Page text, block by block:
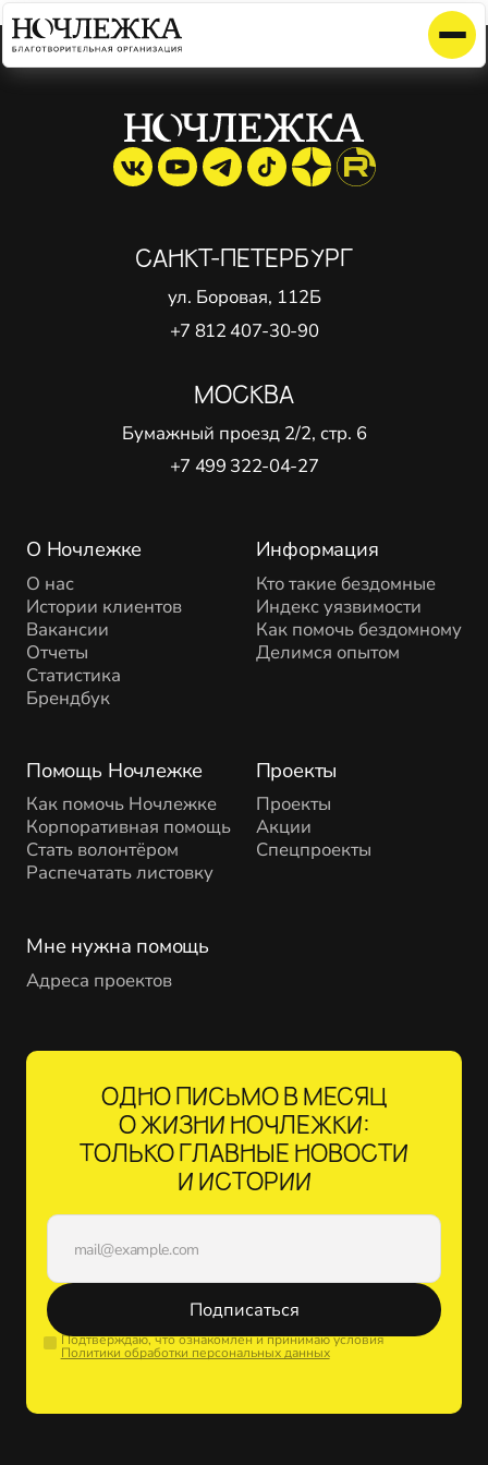
Элемент не найден!
О Ночлежке
О нас
Истории клиентов
Вакансии
Отчеты
Статистика
Брендбук
Помощь Ночлежке
Как помочь Ночлежке
Корпоративная помощь
Стать волонтёром
Распечатать листовку
Проекты
Проекты
Акции
Спецпроекты
Информация
Кто такие бездомные
Индекс уязвимости
Как помочь бездомному
Делимся опытом
Мне нужна помощь
Адреса проектов
САНКТ-ПЕТЕРБУРГ
ул. Боровая, 112Б
+7 812 407-30-90
МОСКВА
Бумажный проезд 2/2, стр. 6
+7 499 322-04-27
ОДНО ПИСЬМО В МЕСЯЦ
О ЖИЗНИ НОЧЛЕЖКИ:
ТОЛЬКО ГЛАВНЫЕ НОВОСТИ
И ИСТОРИИ
Подписаться
Подтверждаю, что ознакомлен и принимаю условия
Политики обработки персональных данных